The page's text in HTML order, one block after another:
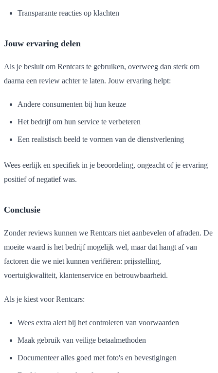
Transparante reacties op klachten
Jouw ervaring delen
Als je besluit om Rentcars te gebruiken, overweeg dan sterk om
daarna een review achter te laten. Jouw ervaring helpt:
Andere consumenten bij hun keuze
Het bedrijf om hun service te verbeteren
Een realistisch beeld te vormen van de dienstverlening
Wees eerlijk en specifiek in je beoordeling, ongeacht of je ervaring
positief of negatief was.
Conclusie
Zonder reviews kunnen we Rentcars niet aanbevelen of afraden. De
moeite waard is het bedrijf mogelijk wel, maar dat hangt af van
factoren die we niet kunnen verifiëren: prijsstelling,
voertuigkwaliteit, klantenservice en betrouwbaarheid.
Als je kiest voor Rentcars:
Wees extra alert bij het controleren van voorwaarden
Maak gebruik van veilige betaalmethoden
Documenteer alles goed met foto's en bevestigingen